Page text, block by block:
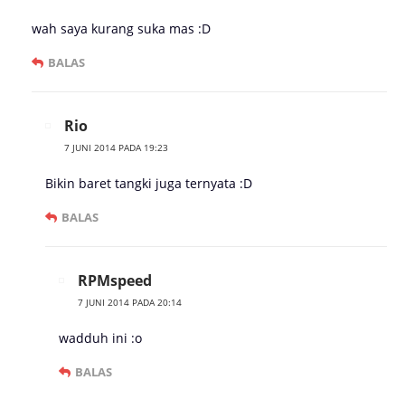
wah saya kurang suka mas :D
BALAS
Rio
7 JUNI 2014 PADA 19:23
Bikin baret tangki juga ternyata :D
BALAS
RPMspeed
7 JUNI 2014 PADA 20:14
wadduh ini :o
BALAS